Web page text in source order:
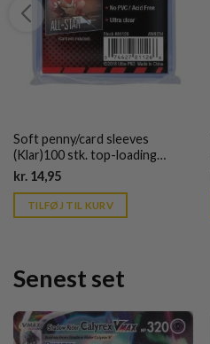
Soft penny/card sleeves
(Klar)100 stk. top-loading
(66,7x92mm) - Ultra Pro
kr. 14,95Current
is:
kr. 39,95.
TILFØJ TIL KURV
Senest set